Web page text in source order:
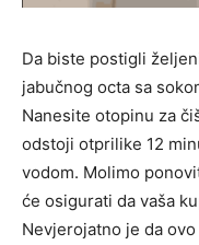
Da biste postigli
jabučnog octa sa
Nanesite otopinu za
odstoji otprilike 12
vodom. Molimo
će osigurati da vaša
Nevjerojatno je da